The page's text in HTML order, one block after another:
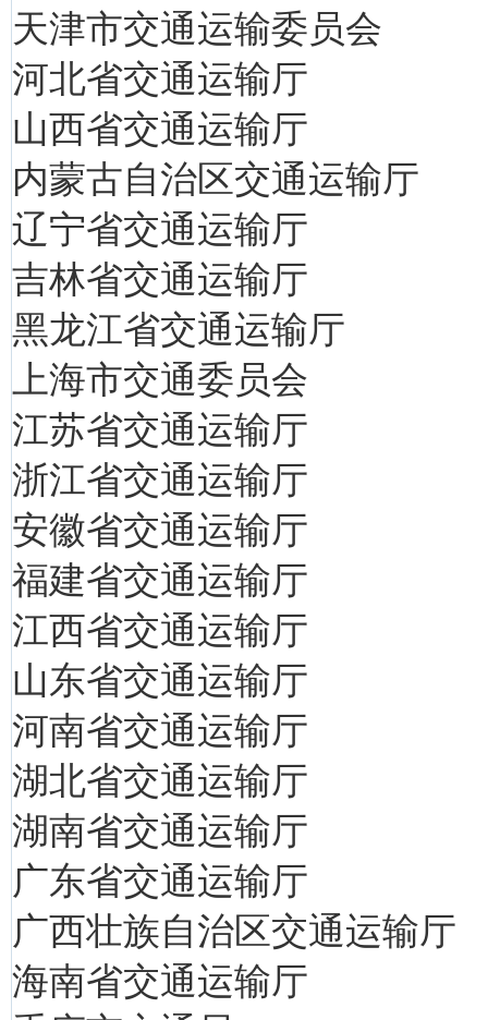
天津市交通运输委员会
河北省交通运输厅
山西省交通运输厅
内蒙古自治区交通运输厅
辽宁省交通运输厅
吉林省交通运输厅
黑龙江省交通运输厅
上海市交通委员会
江苏省交通运输厅
浙江省交通运输厅
安徽省交通运输厅
福建省交通运输厅
江西省交通运输厅
山东省交通运输厅
河南省交通运输厅
湖北省交通运输厅
湖南省交通运输厅
广东省交通运输厅
广西壮族自治区交通运输厅
海南省交通运输厅